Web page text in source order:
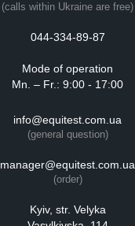
(calls within Ukraine are free)
044-334-89-87
Mode of operation
Mn. – Fr.: 9:00 - 17:00
info@equitest.com.ua
(general question)
manager@equitest.com.ua
(order)
Kyiv, str. Velyka